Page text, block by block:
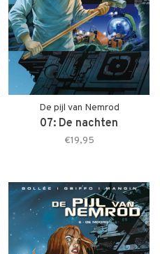
De pijl van Nemrod
07: De nachten
€19,95